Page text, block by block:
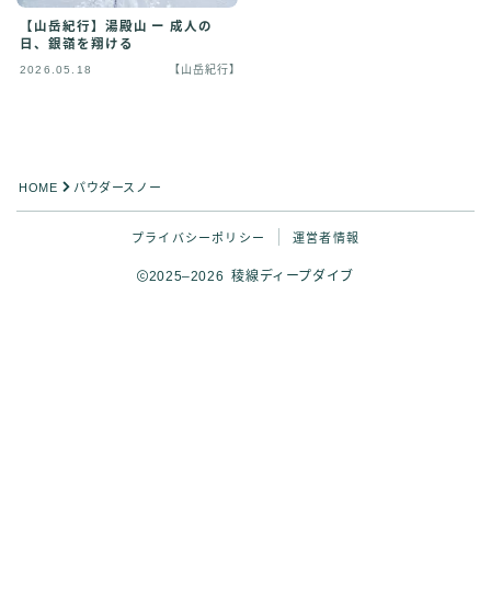
【山岳紀行】湯殿山 ー 成人の
日、銀嶺を翔ける
2026.05.18 【山岳紀行】
HOME パウダースノー
プライバシーポリシー 運営者情報
2025–2026 稜線ディープダイブ